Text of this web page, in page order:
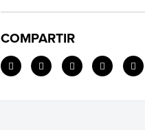
COMPARTIR